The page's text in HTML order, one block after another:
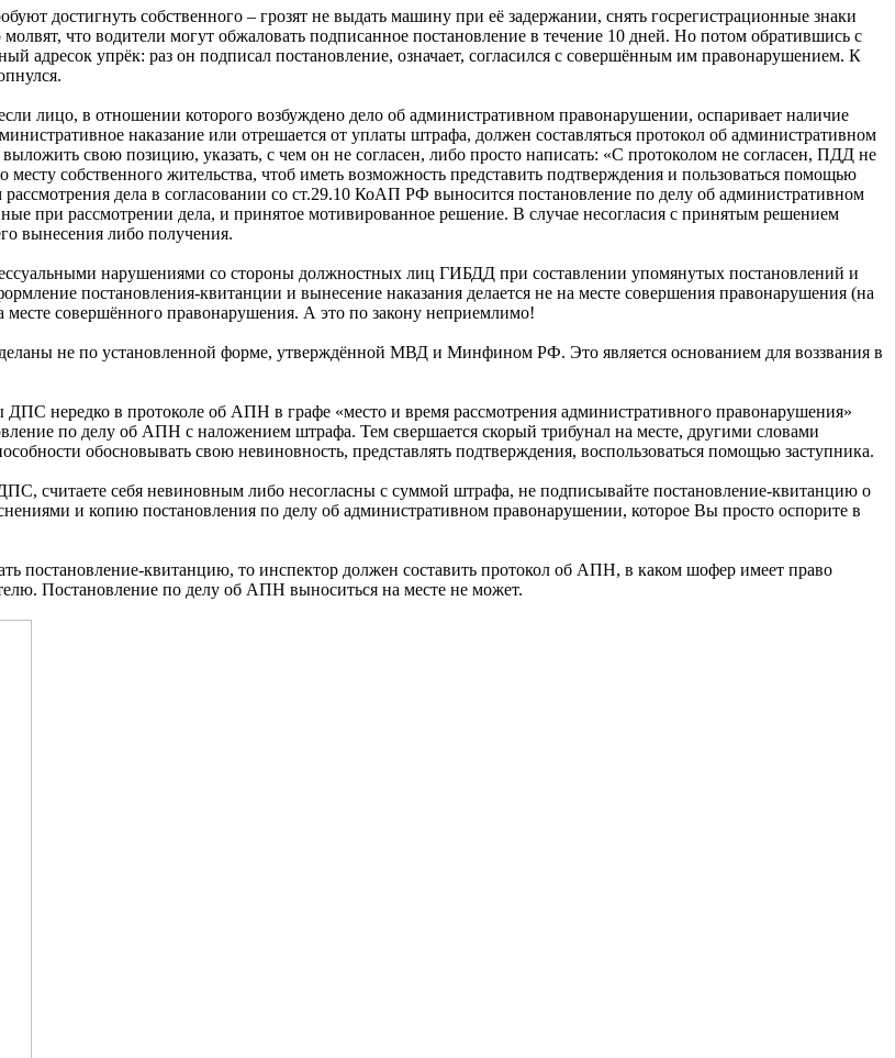
достигнуть собственного – грозят не выдать машину при её задержании, снять госрегистрационные знаки
что водители могут обжаловать подписанное постановление в течение 10 дней. Но потом обратившись с
адресок упрёк: раз он подписал постановление, означает, согласился с совершённым им правонарушением. К
лицо, в отношении которого возбуждено дело об административном правонарушении, оспаривает наличие
наказание или отрешается от уплаты штрафа, должен составляться протокол об административном
свою позицию, указать, с чем он не согласен, либо просто написать: «С протоколом не согласен, ПДД не
собственного жительства, чтоб иметь возможность представить подтверждения и пользоваться помощью
дела в согласовании со ст.29.10 КоАП РФ выносится постановление по делу об административном
при рассмотрении дела, и принятое мотивированное решение. В случае несогласия с принятым решением
вынесения либо получения.
нарушениями со стороны должностных лиц ГИБДД при составлении упомянутых постановлений и
постановления-квитанции и вынесение наказания делается не на месте совершения правонарушения (на
совершённого правонарушения. А это по закону неприемлимо!
не по установленной форме, утверждённой МВД и Минфином РФ. Это является основанием для воззвания в
нередко в протоколе об АПН в графе «место и время рассмотрения административного правонарушения»
по делу об АПН с наложением штрафа. Тем свершается скорый трибунал на месте, другими словами
обосновывать свою невиновность, представлять подтверждения, воспользоваться помощью заступника.
считаете себя невиновным либо несогласны с суммой штрафа, не подписывайте постановление-квитанцию о
и копию постановления по делу об административном правонарушении, которое Вы просто оспорите в
постановление-квитанцию, то инспектор должен составить протокол об АПН, в каком шофер имеет право
Постановление по делу об АПН выноситься на месте не может.